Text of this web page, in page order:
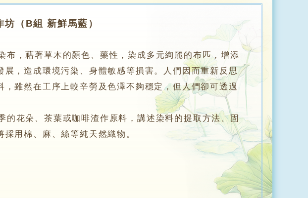
坊（B組 新鮮馬藍）
，藉著草木的顏色、藥性，染成多元絢麗的布匹，增添
，造成環境污染、身體敏感等損害。人們因而重新反思
雖然在工序上較辛勞及色澤不夠穩定，但人們卻可透過
花朵、茶葉或咖啡渣作原料，講述染料的提取方法、固
用棉、麻、絲等純天然織物。